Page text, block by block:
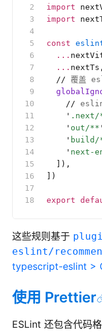
import
import
const
  ...
  ...
nextTs,
  //
覆盖
    //
    '
.next/
    '
out/** '
    '
build/
    '
next-
  ]),
])
export
这些规则基于
eslint/
typescript-eslint >
使用 Prettier
ESLint 还包含代码